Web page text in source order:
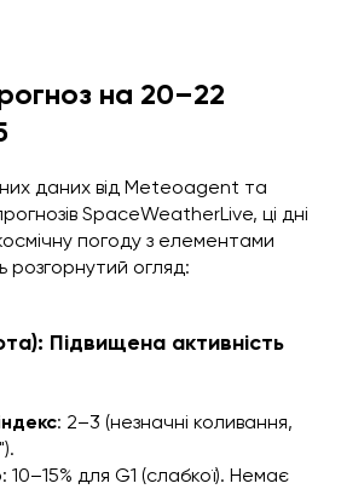
на 20–22
даних від Meteoagent та
SpaceWeatherLive, ці дні
погоду з елементами
розгорнутий огляд:
Підвищена активність
: 2–3 (незначні коливання,
: 10–15% для G1 (слабкої). Немає